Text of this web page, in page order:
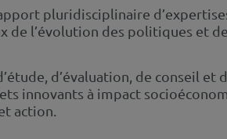
pluridisciplinaire
de l’évolution des politiques et
d’évaluation, de conseil et
innovants à impact
action.